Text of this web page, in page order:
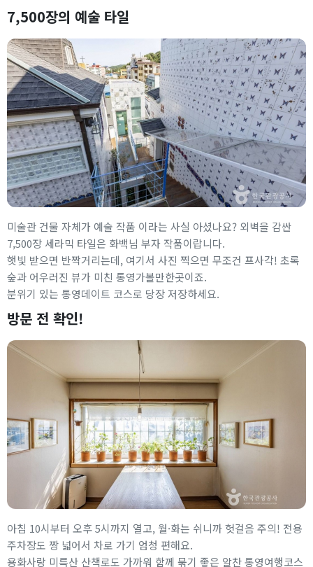
7,500장의 예술 타일
미술관 건물 자체가 예술 작품 이라는 사실 아셨나요? 외벽을 감싼
7,500장 세라믹 타일은 화백님 부자 작품이랍니다.
햇빛 받으면 반짝거리는데, 여기서 사진 찍으면 무조건 프사각! 초록
숲과 어우러진 뷰가 미친 통영가볼만한곳이죠.
분위기 있는 통영데이트 코스로 당장 저장하세요.
방문 전 확인!
아침 10시부터 오후 5시까지 열고, 월·화는 쉬니까 헛걸음 주의! 전용
주차장도 짱 넓어서 차로 가기 엄청 편해요.
용화사랑 미륵산 산책로도 가까워 함께 묶기 좋은 알찬 통영여행코스